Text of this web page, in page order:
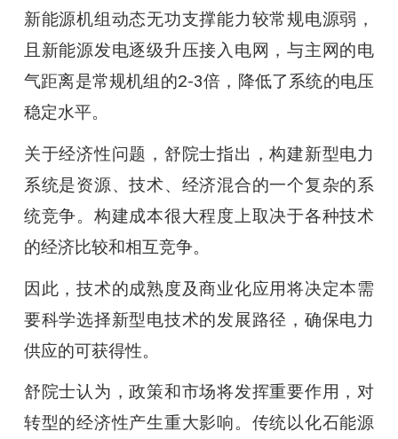
新能源机组动态无功支撑能力较常规电源弱，
且新能源发电逐级升压接入电网，与主网的电
气距离是常规机组的2-3倍，降低了系统的电压
稳定水平。
关于经济性问题，舒院士指出，构建新型电力
系统是资源、技术、经济混合的一个复杂的系
统竞争。构建成本很大程度上取决于各种技术
的经济比较和相互竞争。
因此，技术的成熟度及商业化应用将决定本需
要科学选择新型电技术的发展路径，确保电力
供应的可获得性。
舒院士认为，政策和市场将发挥重要作用，对
转型的经济性产生重大影响。传统以化石能源